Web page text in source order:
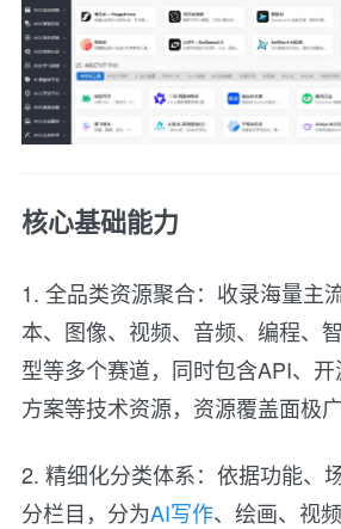
核心基础能力
1. 全品类资源聚合：收录海量主
本、图像、视频、音频、编程、
型等多个赛道，同时包含API、
方案等技术资源，资源覆盖面极广
2. 精细化分类体系：依据功能、
分栏目，分为AI写作、绘画、视